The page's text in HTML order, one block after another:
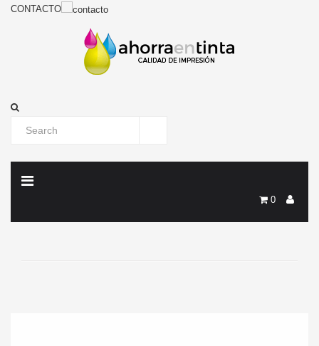
CONTACTO
0